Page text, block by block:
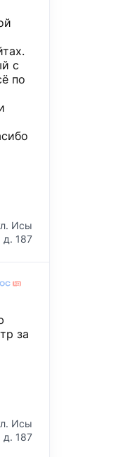
с
по
Исы
д. 187
за
Исы
д. 187